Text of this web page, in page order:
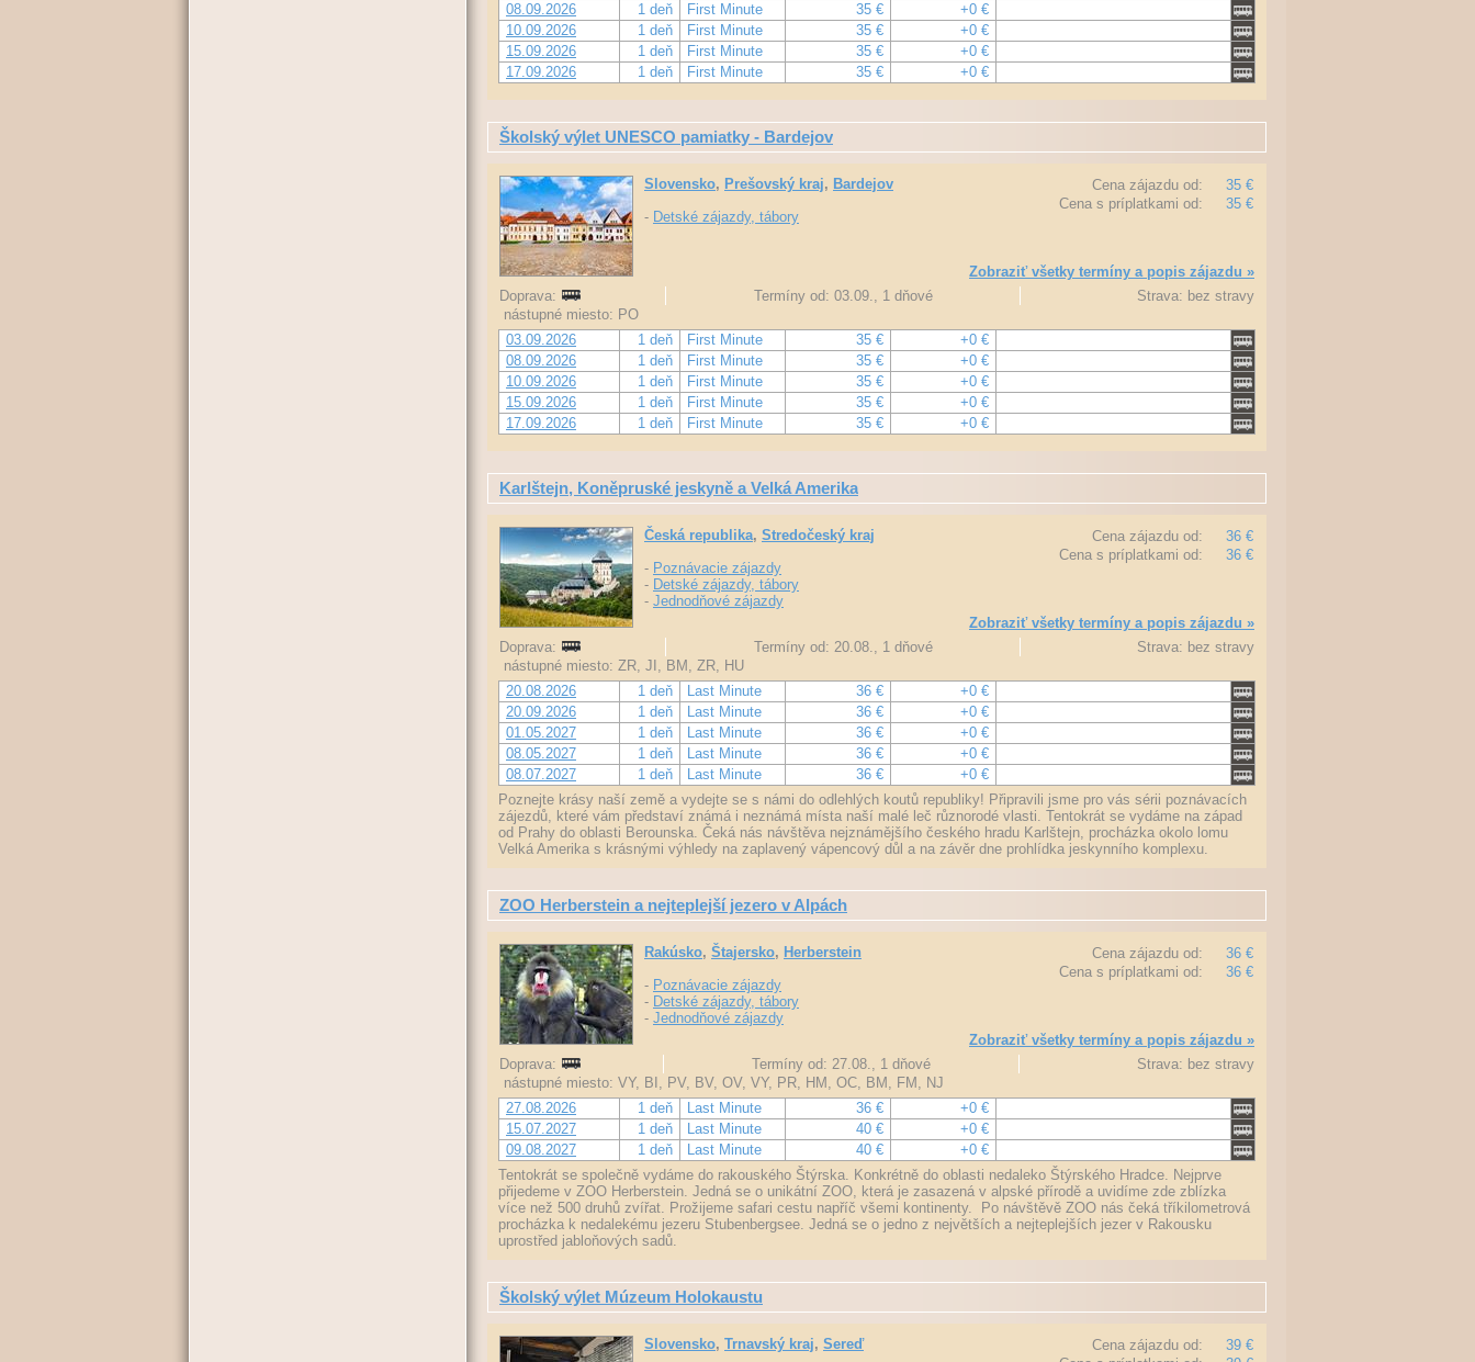
08.09.2026
1 deň First Minute 35 €
+0 €
10.09.2026
1 deň First Minute 35 €
+0 €
15.09.2026
1 deň First Minute 35 €
+0 €
17.09.2026
1 deň First Minute 35 € +0 €
Školský výlet UNESCO pamiatky - Bardejov
Cena zájazdu od:
35 €
Cena s príplatkami od:
35 €
Slovensko, Prešovský kraj, Bardejov
- Detské zájazdy, tábory
Zobraziť všetky termíny a popis zájazdu »
Doprava:
Termíny od: 03.09., 1 dňové
Strava: bez stravy
nástupné miesto: PO
03.09.2026
1 deň First Minute 35 €
+0 €
08.09.2026
1 deň First Minute 35 €
+0 €
10.09.2026
1 deň First Minute 35 €
+0 €
15.09.2026
1 deň First Minute 35 €
+0 €
17.09.2026
1 deň First Minute 35 € +0 €
Karlštejn, Koněpruské jeskyně a Velká Amerika
Cena zájazdu od:
36 €
Cena s príplatkami od:
36 €
Česká republika, Stredočeský kraj
- Poznávacie zájazdy
- Detské zájazdy, tábory
- Jednodňové zájazdy
Zobraziť všetky termíny a popis zájazdu »
Doprava:
Termíny od: 20.08., 1 dňové
Strava: bez stravy
nástupné miesto: ZR, JI, BM, ZR, HU
20.08.2026
1 deň Last Minute 36 €
+0 €
20.09.2026
1 deň Last Minute 36 €
+0 €
01.05.2027
1 deň Last Minute 36 €
+0 €
08.05.2027
1 deň Last Minute 36 €
+0 €
08.07.2027
1 deň Last Minute 36 €
+0 €
Poznejte krásy naší země a vydejte se s námi do odlehlých koutů republiky! Připravili jsme pro vás sérii poznávacích
zájezdů, které vám představí známá i neznámá místa naší malé leč různorodé vlasti. Tentokrát se vydáme na západ
od Prahy do oblasti Berounska. Čeká nás návštěva nejznámějšího českého hradu Karlštejn, procházka okolo lomu
Velká Amerika s krásnými výhledy na zaplavený vápencový důl a na závěr dne prohlídka jeskynního komplexu.
ZOO Herberstein a nejteplejší jezero v Alpách
Cena zájazdu od:
36 €
Cena s príplatkami od:
36 €
Rakúsko, Štajersko, Herberstein
- Poznávacie zájazdy
- Detské zájazdy, tábory
- Jednodňové zájazdy
Zobraziť všetky termíny a popis zájazdu »
Doprava:
Termíny od: 27.08., 1 dňové
Strava: bez stravy
nástupné miesto: VY, BI, PV, BV, OV, VY, PR, HM, OC, BM, FM, NJ
27.08.2026
1 deň Last Minute 36 €
+0 €
15.07.2027
1 deň Last Minute 40 €
+0 €
09.08.2027
1 deň Last Minute 40 €
+0 €
Tentokrát se společně vydáme do rakouského Štýrska. Konkrétně do oblasti nedaleko Štýrského Hradce. Nejprve
přijedeme v ZOO Herberstein. Jedná se o unikátní ZOO, která je zasazená v alpské přírodě a uvidíme zde zblízka
více než 500 druhů zvířat. Prožijeme safari cestu napříč všemi kontinenty. Po návštěvě ZOO nás čeká tříkilometrová
procházka k nedalekému jezeru Stubenbergsee. Jedná se o jedno z největších a nejteplejších jezer v Rakousku
uprostřed jabloňových sadů.
Školský výlet Múzeum Holokaustu
Cena zájazdu od:
39 €
Slovensko, Trnavský kraj, Sereď